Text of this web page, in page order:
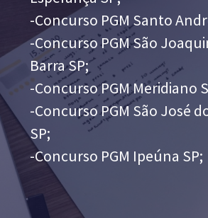
-Concurso PGM Santo
-Concurso PGM São
Barra SP;
-Concurso PGM Meridiano
-Concurso PGM São José
SP;
-Concurso PGM Ipeúna SP;